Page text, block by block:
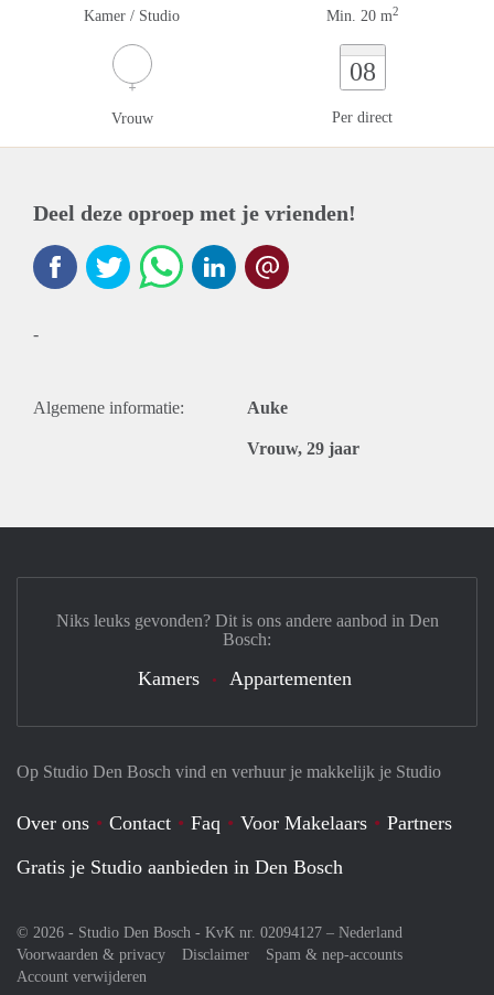
Kamer / Studio Min. 20 m2
Vrouw
08
Per direct
Deel deze oproep met je vrienden!
-
Algemene informatie: Auke
Vrouw, 29 jaar
Op Studio Den Bosch vind en verhuur je makkelijk je Studio
Over ons Contact Faq Voor Makelaars
Partners
Gratis je Studio aanbieden in Den Bosch
© 2026 - Studio Den Bosch - KvK nr. 02094127 – Nederland
Voorwaarden & privacy
Disclaimer
Spam & nep-accounts
Account verwijderen
Niks leuks gevonden? Dit is ons andere aanbod in Den
Bosch:
Kamers Appartementen